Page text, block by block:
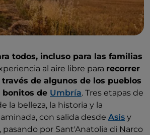
todos, incluso para las familias
al aire libre para recorrer
de algunos de los pueblos
bonitos de Umbría. Tres etapas de
la belleza, la historia y la
con salida desde Asís y
pasando por Sant'Anatolia di Narco